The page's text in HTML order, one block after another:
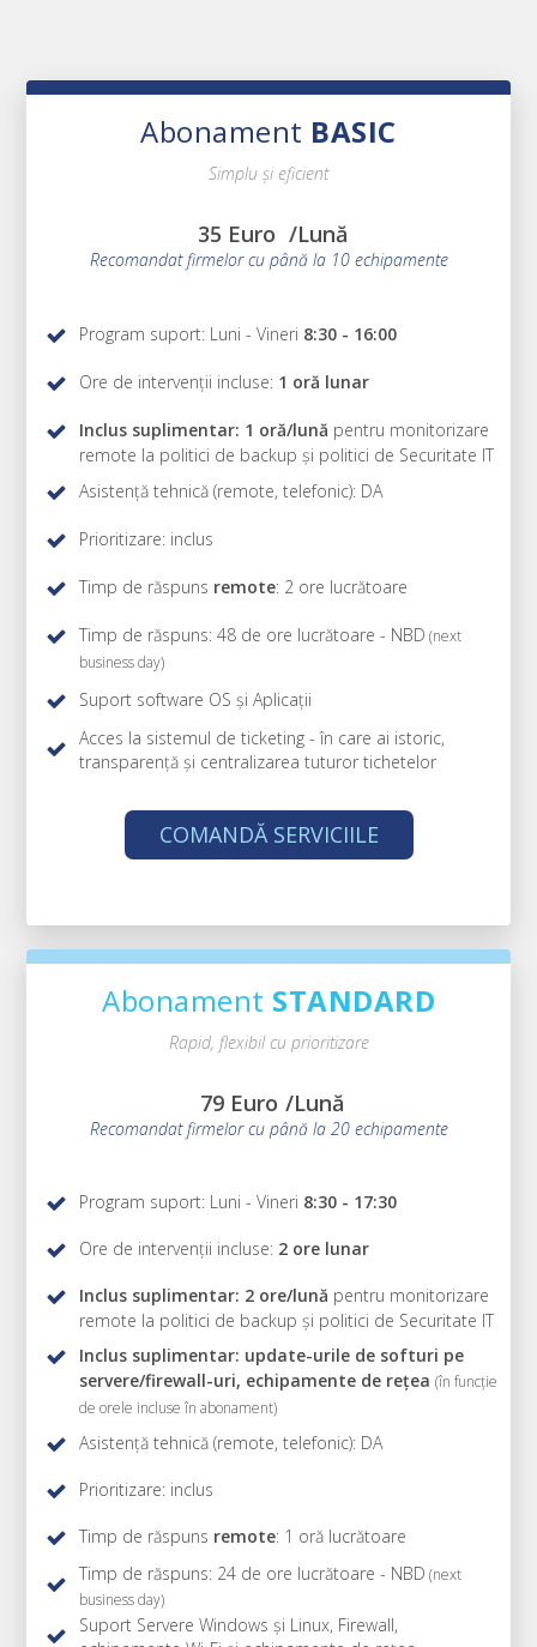
Abonament BASIC
Simplu și eficient
35 Euro /Lună
Recomandat firmelor cu până la 10 echipamente
Program suport: Luni - Vineri 8:30 - 16:00
Ore de intervenții incluse: 1 oră lunar
Inclus suplimentar: 1 oră/lună pentru monitorizare
remote la politici de backup și politici de Securitate IT
Asistență tehnică (remote, telefonic): DA
Prioritizare: inclus
Timp de răspuns remote: 2 ore lucrătoare
Timp de răspuns: 48 de ore lucrătoare - NBD (next
business day)
Suport software OS și Aplicații
Acces la sistemul de ticketing -în care ai istoric,
transparență și centralizarea tuturor tichetelor
COMANDĂ SERVICIILE
Abonament STANDARD
Rapid, flexibil cu prioritizare
79 Euro /Lună
Recomandat firmelor cu până la 20 echipamente
Program suport: Luni - Vineri 8:30 - 17:30
Ore de intervenții incluse: 2 ore lunar
Inclus suplimentar: 2 ore/lună pentru monitorizare
remote la politici de backup și politici de Securitate IT
Inclus suplimentar: update-urile de softuri pe
servere/firewall-uri, echipamente de rețea (în funcție
de orele incluse în abonament)
Asistență tehnică (remote, telefonic): DA
Prioritizare: inclus
Timp de răspuns remote: 1 oră lucrătoare
Timp de răspuns: 24 de ore lucrătoare - NBD (next
business day)
Suport Servere Windows și Linux, Firewall,